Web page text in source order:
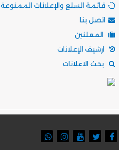
قائمة السلع والإعلانات الممنوعة
اتصل بنا
المعلنين
ارشيف الإعلانات
بحث الاعلانات